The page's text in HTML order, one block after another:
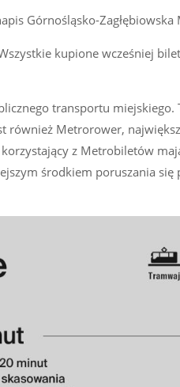
Górnośląsko-
kupione wcześniej
transportu miejskiego.
również Metrorower,
z Metrobiletów
środkiem poruszania się